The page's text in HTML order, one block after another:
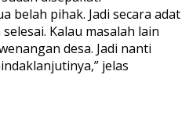
belah pihak. Jadi secara adat
Kalau masalah lain
desa. Jadi nanti
jelas